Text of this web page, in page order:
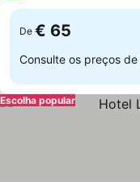
De € 65
Consulte os preços de
Escolha popular